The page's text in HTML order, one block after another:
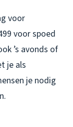
voor
voor spoed
’s avonds of
je als
je nodig